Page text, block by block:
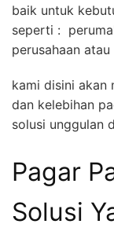
baik untuk
seperti :
perusahaan
kami disini akan
dan kelebihan
solusi unggulan
Pagar
Solusi